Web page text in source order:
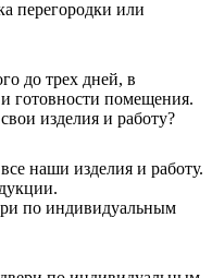
перегородки или
до трех дней, в
готовности помещения.
изделия и работу?
наши изделия и работу.
по индивидуальным